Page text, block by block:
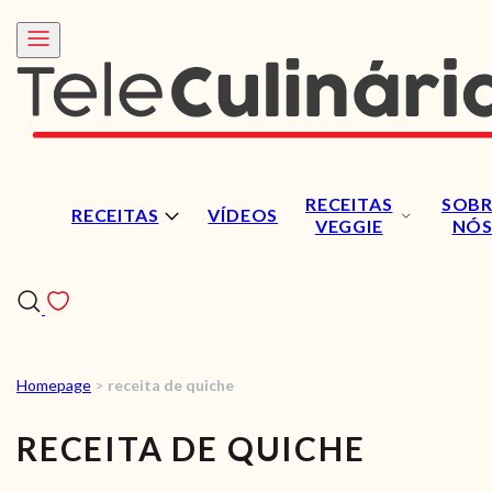
RECEITAS VÍDEOS
RECEITAS
VEGGIE
NÓS
RECEITAS
VÍDEOS
Homepage > receita de quiche
RECEITA DE QUICHE